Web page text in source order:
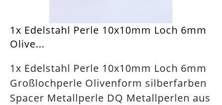
1x Edelstahl Perle 10x10mm Loch 6mm
Olive...
1x Edelstahl Perle 10x10mm Loch 6mm
Großlochperle Olivenform silberfarben
Spacer Metallperle DQ Metallperlen aus